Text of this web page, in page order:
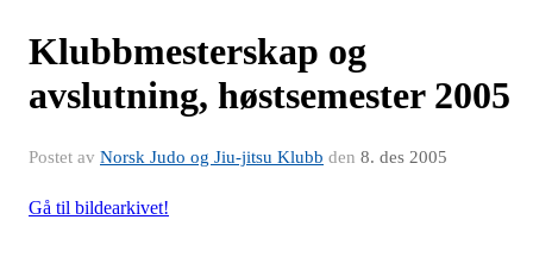
Klubbmesterskap og
avslutning, høstsemester 2005
Postet av Norsk Judo og Jiu-jitsu Klubb den 8. des 2005
Gå til bildearkivet!